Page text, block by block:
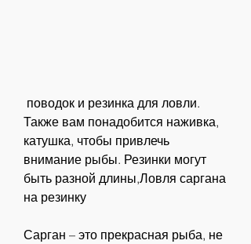
Также вам понадобится наживка,
катушка, чтобы привлечь
внимание рыбы. Резинки могут
быть разной длины,Ловля саргана
на резинку
Сарган – это прекрасная рыба, не